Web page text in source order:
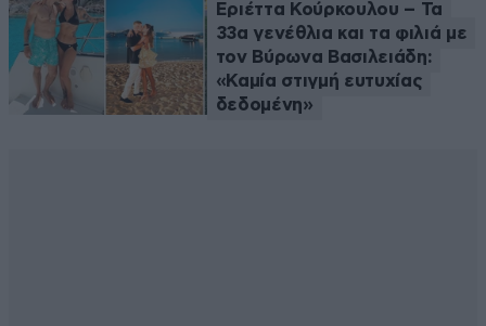
Εριέττα Κούρκουλου – Τα
33α γενέθλια και τα φιλιά με
τον Βύρωνα Βασιλειάδη:
«Καμία στιγμή ευτυχίας
δεδομένη»